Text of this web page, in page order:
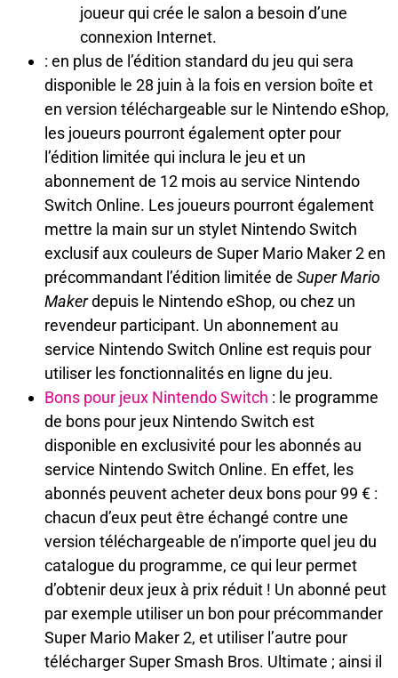
joueur qui crée le salon a besoin d’une
connexion Internet.
: en plus de l’édition standard du jeu qui sera
disponible le 28 juin à la fois en version boîte et
en version téléchargeable sur le Nintendo eShop,
les joueurs pourront également opter pour
l’édition limitée qui inclura le jeu et un
abonnement de 12 mois au service Nintendo
Switch Online. Les joueurs pourront également
mettre la main sur un stylet Nintendo Switch
exclusif aux couleurs de Super Mario Maker 2 en
précommandant l’édition limitée de Super Mario
Makerdepuis le Nintendo eShop, ou chez un
revendeur participant. Un abonnement au
service Nintendo Switch Online est requis pour
utiliser les fonctionnalités en ligne du jeu.
Bons pour jeux Nintendo Switch : le programme
de bons pour jeux Nintendo Switch est
disponible en exclusivité pour les abonnés au
service Nintendo Switch Online. En effet, les
abonnés peuvent acheter deux bons pour 99 € :
chacun d’eux peut être échangé contre une
version téléchargeable de n’importe quel jeu du
catalogue du programme, ce qui leur permet
d’obtenir deux jeux à prix réduit ! Un abonné peut
par exemple utiliser un bon pour précommander
Super Mario Maker 2, et utiliser l’autre pour
télécharger Super Smash Bros. Ultimate ; ainsi il